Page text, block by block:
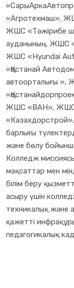
«Агротехмаш»,
ЖШС «Тәжірибе
ауданының, ЖШС
ЖШС «Hyundai
«Қостанай
автоорталығы
ЖШС «ВАН», ЖШС
барлығы
және бөлу
Колледж
мақсаттар мен
білім беру
асыру үшін
техникалық және
қажетті
педагогикалық